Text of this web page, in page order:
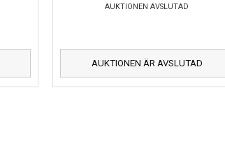
AUKTIONEN AVSLUTAD
AUKTIONEN ÄR AVSLUTAD